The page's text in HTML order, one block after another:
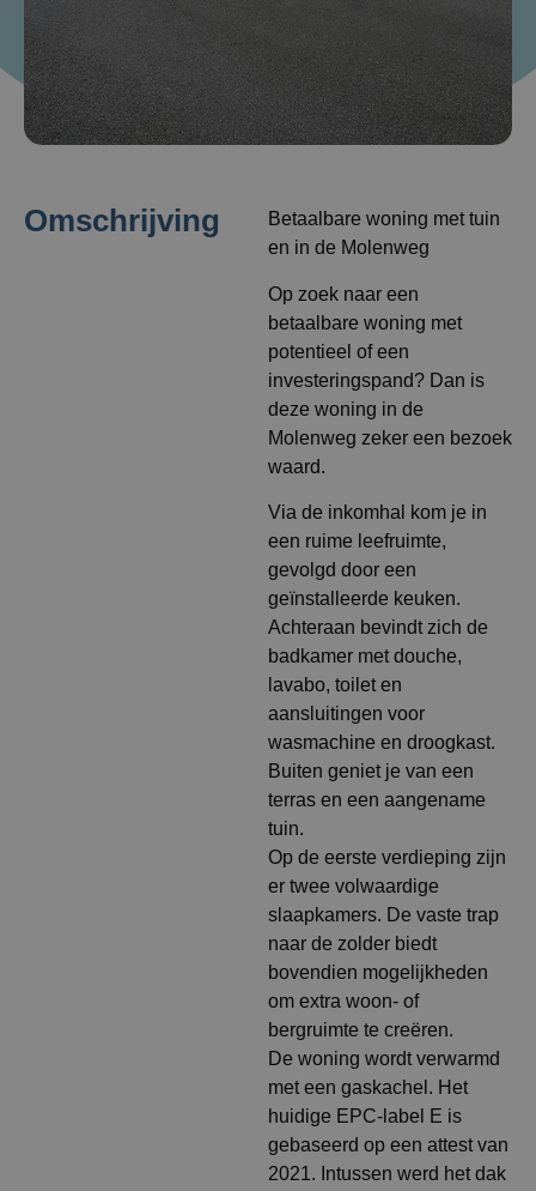
Omschrijving
Betaalbare woning met tuin
en in de Molenweg
Op zoek naar een
betaalbare woning met
potentieel of een
investeringspand? Dan is
deze woning in de
Molenweg zeker een bezoek
waard.
Via de inkomhal kom je in
een ruime leefruimte,
gevolgd door een
geïnstalleerde keuken.
Achteraan bevindt zich de
badkamer met douche,
lavabo, toilet en
aansluitingen voor
wasmachine en droogkast.
Buiten geniet je van een
terras en een aangename
tuin.
Op de eerste verdieping zijn
er twee volwaardige
slaapkamers. De vaste trap
naar de zolder biedt
bovendien mogelijkheden
om extra woon- of
bergruimte te creëren.
De woning wordt verwarmd
met een gaskachel. Het
huidige EPC-label E is
gebaseerd op een attest van
2021. Intussen werd het dak